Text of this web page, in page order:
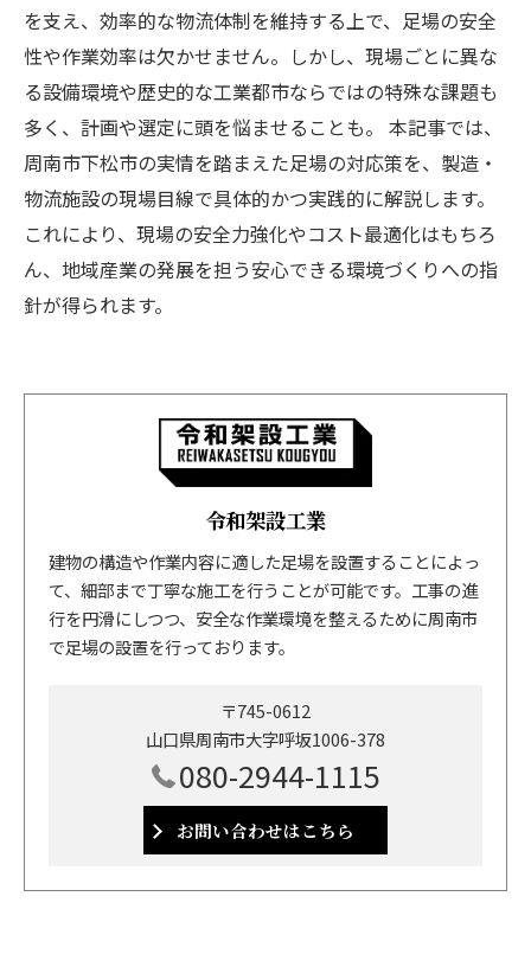
を支え、効率的な物流体制を維持する上で、足場の安全
性や作業効率は欠かせません。しかし、現場ごとに異な
る設備環境や歴史的な工業都市ならではの特殊な課題も
多く、計画や選定に頭を悩ませることも。 本記事では、
周南市下松市の実情を踏まえた足場の対応策を、製造・
物流施設の現場目線で具体的かつ実践的に解説します。
これにより、現場の安全力強化やコスト最適化はもちろ
ん、地域産業の発展を担う安心できる環境づくりへの指
針が得られます。
令和架設工業
建物の構造や作業内容に適した足場を設置することによっ
て、細部まで丁寧な施工を行うことが可能です。工事の進
行を円滑にしつつ、安全な作業環境を整えるために周南市
で足場の設置を行っております。
〒745-0612
山口県周南市大字呼坂1006-378
080-2944-1115
お問い合わせはこちら